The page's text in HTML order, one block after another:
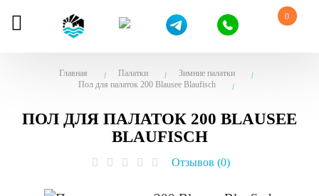
0
Главная Палатки
Зимние палатки
Пол для палаток 200 Blausee Blaufisch
ПОЛ ДЛЯ ПАЛАТОК 200 BLAUSEE
BLAUFISCH
Отзывов (0)